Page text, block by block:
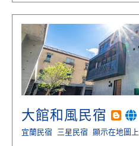
大館和風民宿
宜蘭民宿 三星民宿 顯示在地圖上